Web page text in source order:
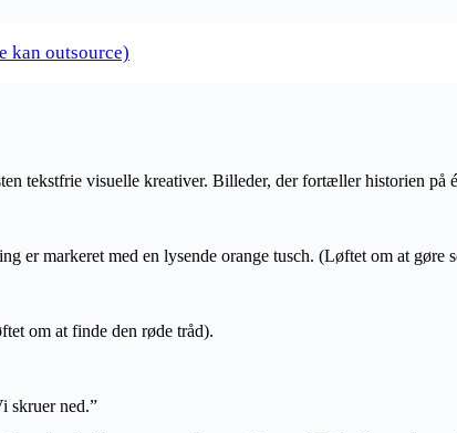
kan outsource)
tekstfrie visuelle kreativer. Billeder, der fortæller historien på
er markeret med en lysende orange tusch. (Løftet om at gøre
om at finde den røde tråd).
skruer ned.”